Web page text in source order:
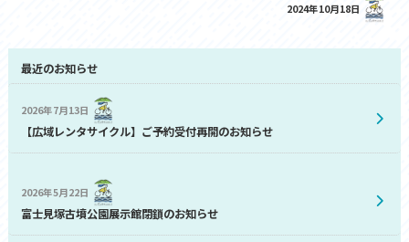
2024年10月18日
最近のお知らせ
2026年7月13日
【広域レンタサイクル】ご予約受付再開のお知らせ
2026年5月22日
富士見塚古墳公園展示館閉鎖のお知らせ